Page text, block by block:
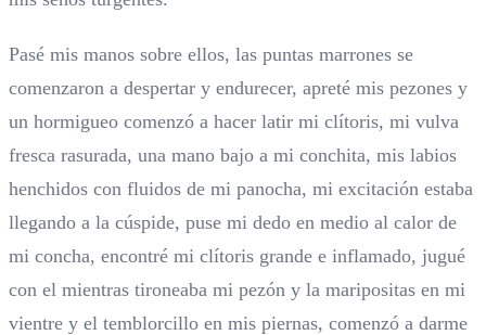
Pasé mis manos sobre ellos, las puntas marrones se
comenzaron a despertar y endurecer, apreté mis pezones y
un hormigueo comenzó a hacer latir mi clítoris, mi vulva
fresca rasurada, una mano bajo a mi conchita, mis labios
henchidos con fluidos de mi panocha, mi excitación estaba
llegando a la cúspide, puse mi dedo en medio al calor de
mi concha, encontré mi clítoris grande e inflamado, jugué
con el mientras tironeaba mi pezón y la maripositas en mi
vientre y el temblorcillo en mis piernas, comenzó a darme